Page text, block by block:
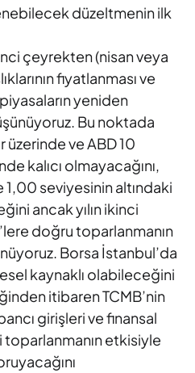
düzeltmenin ilk
çeyrekten (nisan veya
fiyatlanması ve
yeniden
Bu noktada
üzerinde ve ABD 10
kalıcı olmayacağını,
seviyesinin altındaki
ancak yılın ikinci
doğru toparlanmanın
Borsa İstanbul’da
kaynaklı olabileceğini
itibaren TCMB’nin
girişleri ve finansal
etkisiyle